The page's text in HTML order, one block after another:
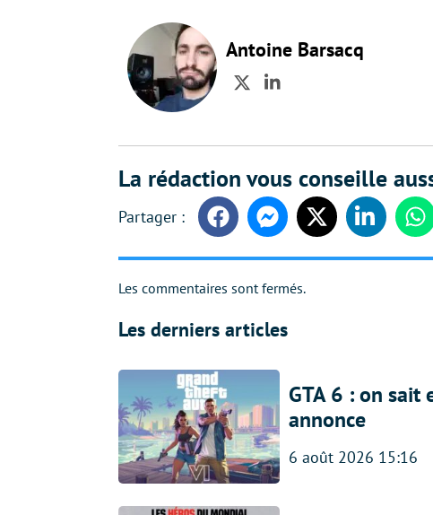
Antoine Barsacq
TwitterLinkedIn
La rédaction vous conseille
FacebookMessengerTwitter Linkedin
Les commentaires sont fermés.
Les derniers articles
GTA 6 : on sait
annonce
6 août 2026 15:16